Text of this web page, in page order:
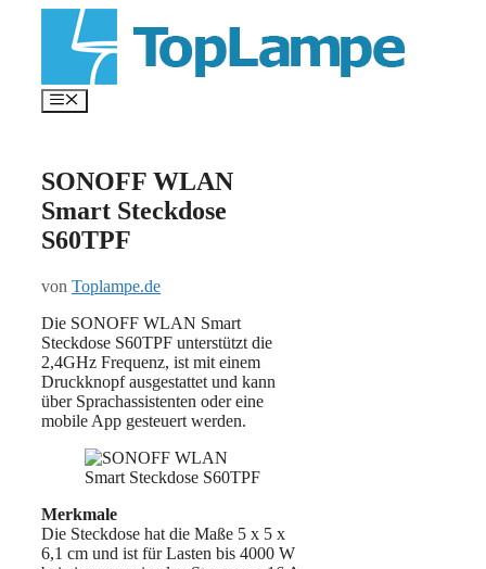
Menü
SONOFF WLAN
Smart Steckdose
S60TPF
von Toplampe.de
Die SONOFF WLAN Smart
Steckdose S60TPF unterstützt die
2,4GHz Frequenz, ist mit einem
Druckknopf ausgestattet und kann
über Sprachassistenten oder eine
mobile App gesteuert werden.
Merkmale
Die Steckdose hat die Maße 5 x 5 x
6,1 cm und ist für Lasten bis 4000 W